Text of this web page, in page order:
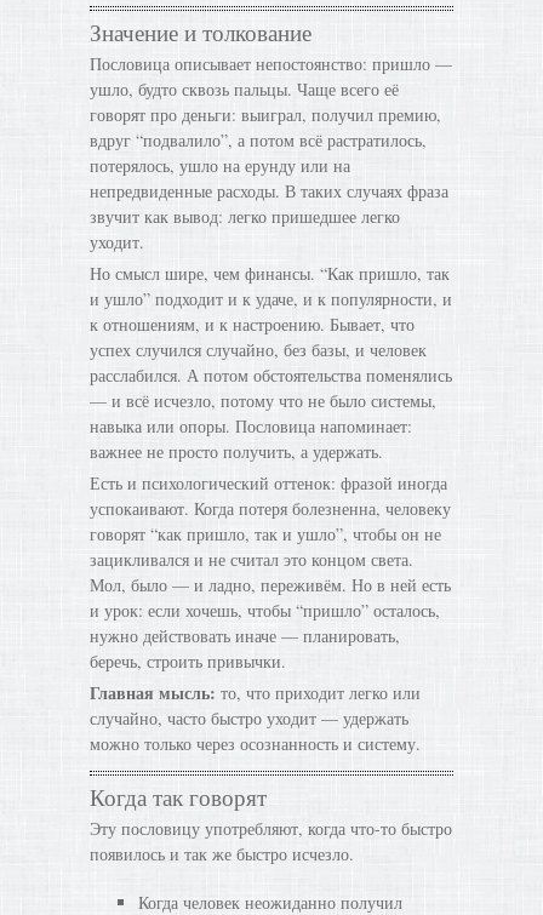
Значение и толкование
Пословица описывает непостоянство: пришло —
ушло, будто сквозь пальцы. Чаще всего её
говорят про деньги: выиграл, получил премию,
вдруг “подвалило”, а потом всё растратилось,
потерялось, ушло на ерунду или на
непредвиденные расходы. В таких случаях фраза
звучит как вывод: легко пришедшее легко
уходит.
Но смысл шире, чем финансы. “Как пришло, так
и ушло” подходит и к удаче, и к популярности, и
к отношениям, и к настроению. Бывает, что
успех случился случайно, без базы, и человек
расслабился. А потом обстоятельства поменялись
— и всё исчезло, потому что не было системы,
навыка или опоры. Пословица напоминает:
важнее не просто получить, а удержать.
Есть и психологический оттенок: фразой иногда
успокаивают. Когда потеря болезненна, человеку
говорят “как пришло, так и ушло”, чтобы он не
зацикливался и не считал это концом света.
Мол, было — и ладно, переживём. Но в ней есть
и урок: если хочешь, чтобы “пришло” осталось,
нужно действовать иначе — планировать,
беречь, строить привычки.
Главная мысль: то, что приходит легко или
случайно, часто быстро уходит — удержать
можно только через осознанность и систему.
Когда так говорят
Эту пословицу употребляют, когда что-то быстро
появилось и так же быстро исчезло.
Когда человек неожиданно получил